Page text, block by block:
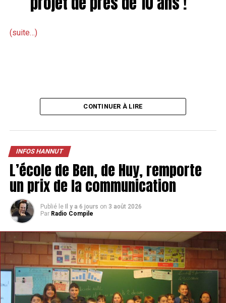
(suite…)
CONTINUER À LIRE
INFOS HANNUT
L’école de Ben, de Huy, remporte
un prix de la communication
Publié le Il y a 6 jours on 3 août 2026
Par Radio Compile